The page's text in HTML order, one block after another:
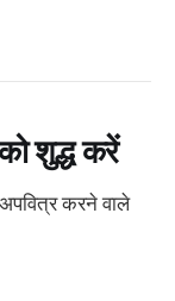
शुद्ध करें
करने वाले